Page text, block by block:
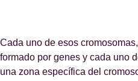
Cada uno de esos
formado por genes y cada uno
una zona específica del